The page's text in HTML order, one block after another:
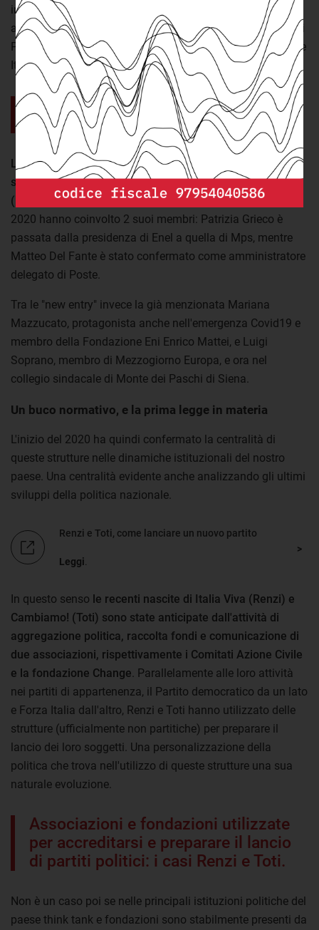
internazionale (Fassino). Con le nomine 2020 è stata
anche confermata Maria Bianca Farina come presidente di
Poste Italiane. Attualmente è sia membro della Fondazione
Italia Cina che di Aspen Institute Italia.
Il legame tra aziende partecipate e
think tank è fortissimo
L'Associazione Civita, presieduta da Gianni Letta, è tra le
strutture censite con più legami con le principali aziende
(pubbliche e private) del paese.
Non a caso le nomine
2020 hanno coinvolto 2 suoi membri: Patrizia Grieco è
passata dalla presidenza di Enel a quella di Mps, mentre
Matteo Del Fante è stato confermato come amministratore
delegato di Poste.
Tra le "new entry" invece la già menzionata Mariana
Mazzucato, protagonista anche nell'emergenza Covid19 e
membro della Fondazione Eni Enrico Mattei, e Luigi
Soprano, membro di Mezzogiorno Europa, e ora nel
collegio sindacale di Monte dei Paschi di Siena.
Un buco normativo, e la prima legge in materia
L'inizio del 2020 ha quindi confermato la centralità di
queste strutture nelle dinamiche istituzionali del nostro
paese. Una centralità evidente anche analizzando gli ultimi
sviluppi della politica nazionale.
Renzi e Toti, come lanciare un nuovo partito
Leggi
In questo senso le recenti nascite di Italia Viva (Renzi) e
Cambiamo! (Toti) sono state anticipate dall'attività di
aggregazione politica, raccolta fondi e comunicazione di
due associazioni, rispettivamente i Comitati Azione Civile
e la fondazione Change . Parallelamente alle loro attività
nei partiti di appartenenza, il Partito democratico da un lato
e Forza Italia dall'altro, Renzi e Toti hanno utilizzato delle
strutture (ufficialmente non partitiche) per preparare il
lancio dei loro soggetti. Una personalizzazione della
politica che trova nell'utilizzo di queste strutture una sua
naturale evoluzione.
Associazioni e fondazioni utilizzate
per accreditarsi e preparare il lancio
di partiti politici: i casi Renzi e Toti.
Non è un caso poi se nelle principali istituzioni politiche del
paese think tank e fondazioni sono stabilmente presenti da